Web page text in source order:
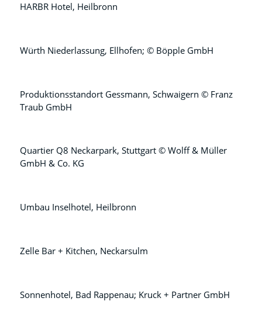
HARBR Hotel, Heilbronn
Würth Niederlassung, Ellhofen; © Böpple GmbH
Produktionsstandort Gessmann, Schwaigern © Franz
Traub GmbH
Quartier Q8 Neckarpark, Stuttgart © Wolff & Müller
GmbH & Co. KG
Umbau Inselhotel, Heilbronn
Zelle Bar + Kitchen, Neckarsulm
Sonnenhotel, Bad Rappenau; Kruck + Partner GmbH